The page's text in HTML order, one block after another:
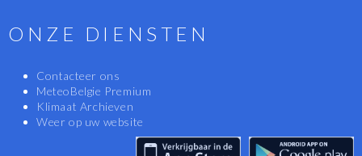
ONZE DIENSTEN
Contacteer ons
MeteoBelgie Premium
Klimaat Archieven
Weer op uw website